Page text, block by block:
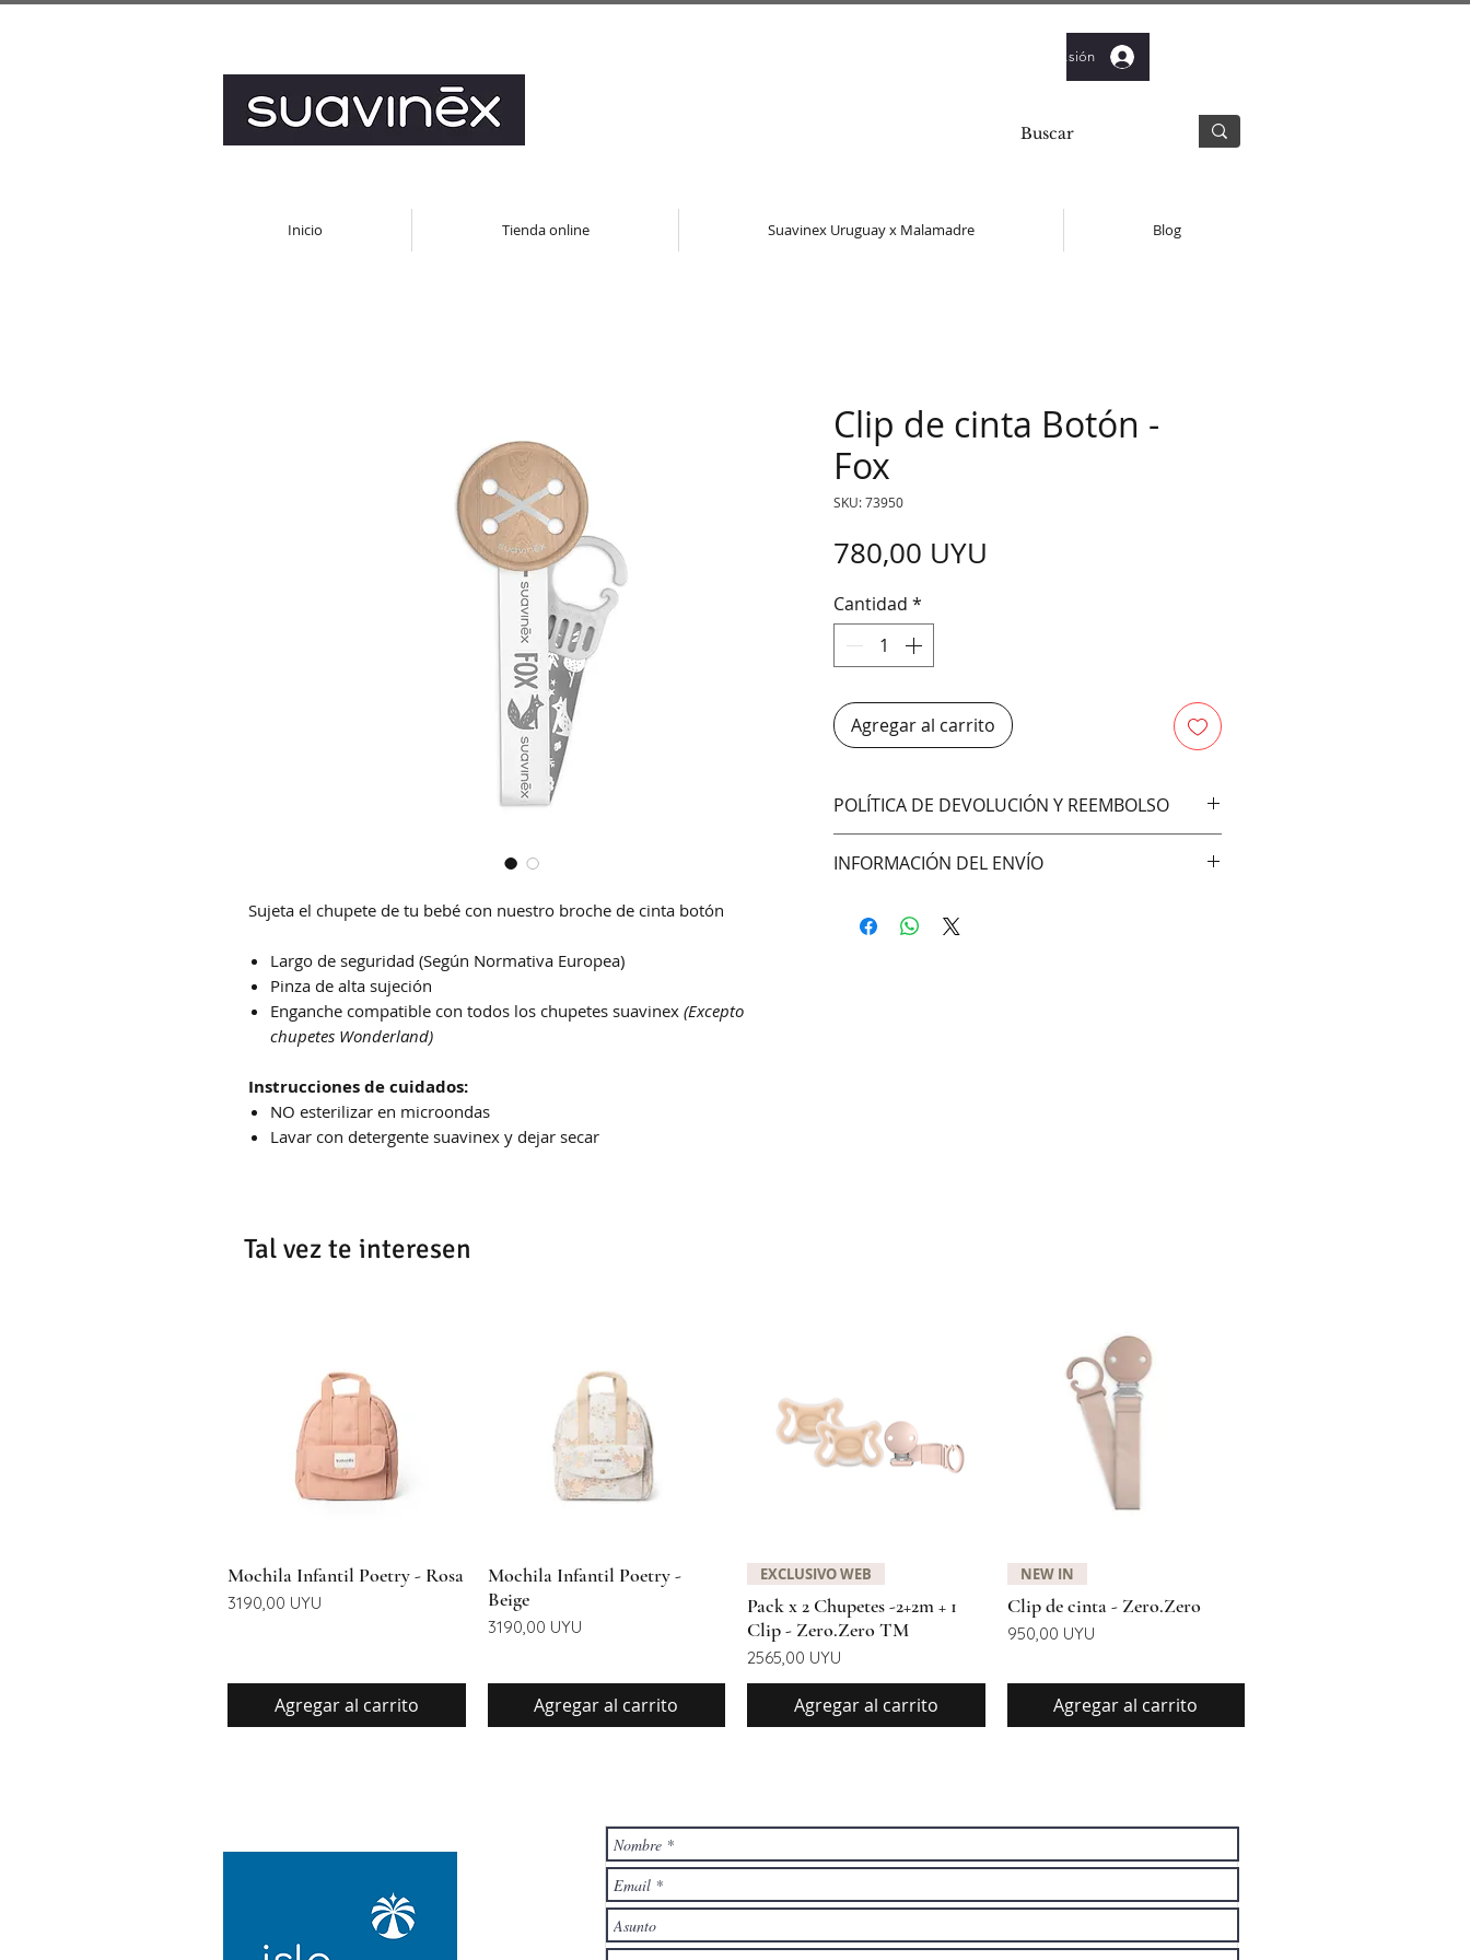
Iniciar sesión
Inicio Tienda online Suavinex Uruguay x Malamadre Blog
Sujeta el chupete de tu bebé con nuestro broche de cinta botón
Largo de seguridad (Según Normativa Europea)
Pinza de alta sujeción
Enganche compatible con todos los chupetes suavinex (Excepto
chupetes Wonderland)
Instrucciones de cuidados:
NO esterilizar en microondas
Lavar con detergente suavinex y dejar secar
Clip de cinta Botón -
Fox
SKU: 73950
780,00 UYU
Cantidad *
Agregar al carrito
POLÍTICA DE DEVOLUCIÓN Y REEMBOLSO
No aceptamos cambios ni devoluciones
INFORMACIÓN DEL ENVÍO
DAC (Agencia central)
Tal vez te interesen
Vista rápida
Mochila Infantil Poetry - Rosa
Precio
3190,00 UYU
Agregar al carrito
Vista rápida
Mochila Infantil Poetry -
Beige
Precio
3190,00 UYU
Agregar al carrito
Vista rápida
EXCLUSIVO WEB
Pack x 2 Chupetes -2+2m + 1
Clip - Zero.Zero TM
Precio
2565,00 UYU
Agregar al carrito
NEW IN
Clip de cinta - Zero.Zero
Precio
950,00 UYU
Agregar al carrito